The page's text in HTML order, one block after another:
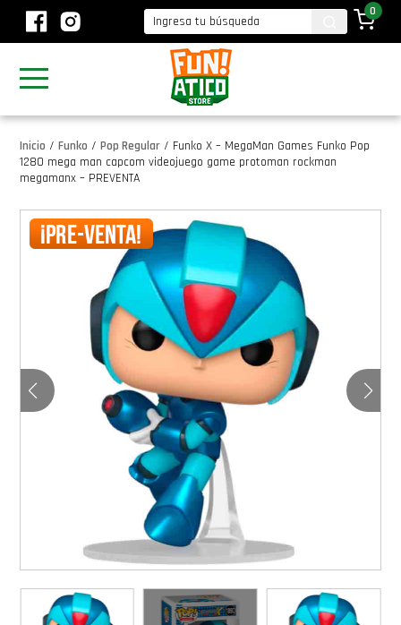
0
Inicio / Funko / Pop Regular / Funko X – MegaMan Games​ Funko Pop
1280 mega man capcom videojuego game protoman rockman
megamanx – PREVENTA